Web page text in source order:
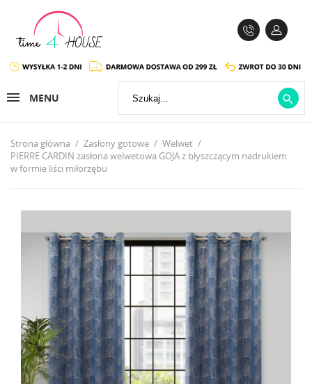
MENU 
Strona główna Zasłony gotowe
Welwet
PIERRE CARDIN zasłona welwetowa GOJA z błyszczącym nadrukiem
w formie liści miłorzębu